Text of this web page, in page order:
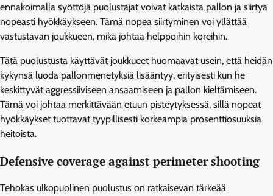
ennakoimalla syöttöjä puolustajat voivat katkaista pallon ja siirtyä
nopeasti hyökkäykseen. Tämä nopea siirtyminen voi yllättää
vastustavan joukkueen, mikä johtaa helppoihin koreihin.
Tätä puolustusta käyttävät joukkueet huomaavat usein, että heidän
kykynsä luoda pallonmenetyksiä lisääntyy, erityisesti kun he
keskittyvät aggressiiviseen ansaamiseen ja pallon kieltämiseen.
Tämä voi johtaa merkittävään etuun pisteytyksessä, sillä nopeat
hyökkäykset tuottavat tyypillisesti korkeampia prosenttiosuuksia
heitoista.
Defensive coverage against perimeter shooting
Tehokas ulkopuolinen puolustus on ratkaisevan tärkeää